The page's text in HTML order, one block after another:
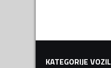
KATEGORIJE